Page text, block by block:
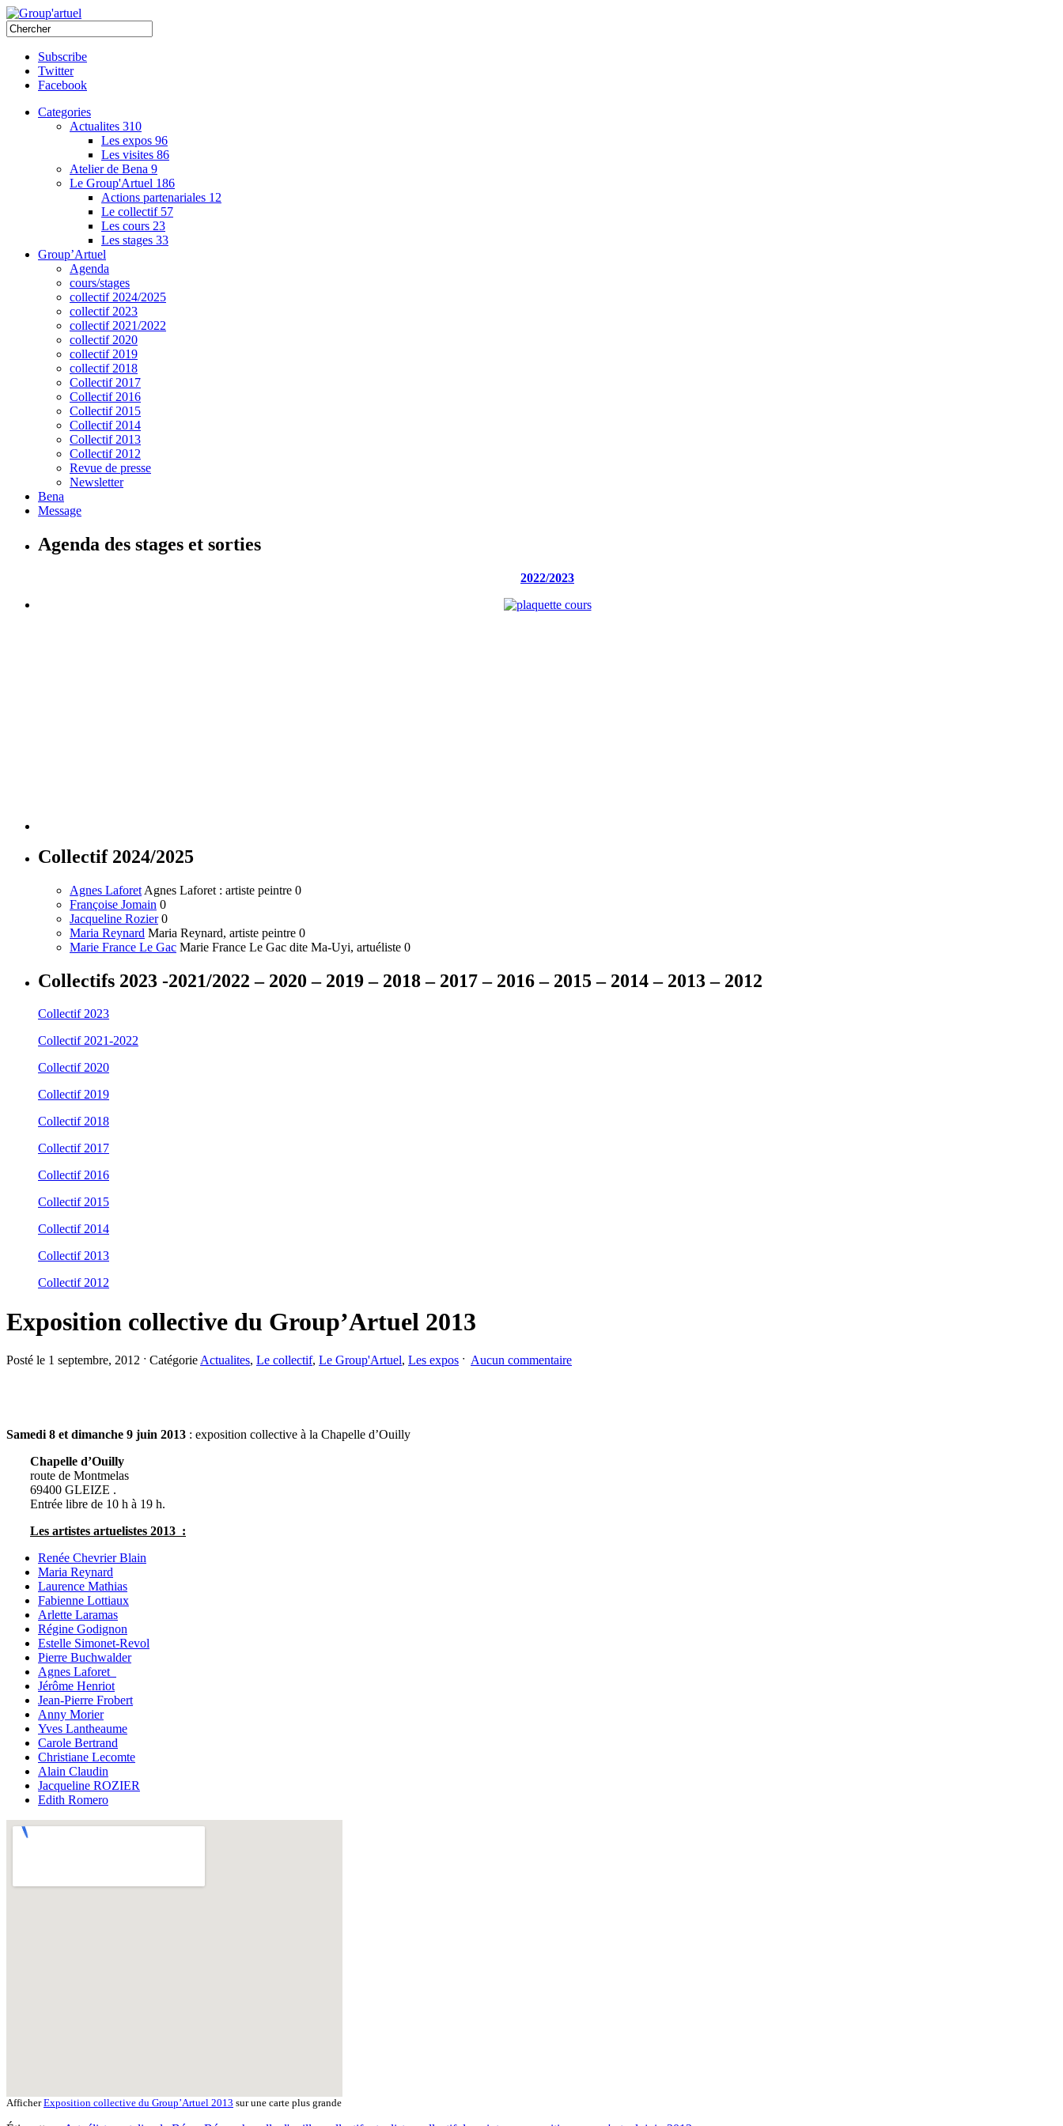
Subscribe
Twitter
Facebook
Categories
Actualites 310
Les expos 96
Les visites 86
Atelier de Bena 9
Le Group'Artuel 186
Actions partenariales 12
Le collectif 57
Les cours 23
Les stages 33
Group’Artuel
Agenda
cours/stages
collectif 2024/2025
collectif 2023
collectif 2021/2022
collectif 2020
collectif 2019
collectif 2018
Collectif 2017
Collectif 2016
Collectif 2015
Collectif 2014
Collectif 2013
Collectif 2012
Revue de presse
Newsletter
Bena
Message
Agenda des stages et sorties
2022/2023
Collectif 2024/2025
Agnes Laforet Agnes Laforet : artiste peintre 0
Françoise Jomain 0
Jacqueline Rozier0
Maria Reynard Maria Reynard, artiste peintre 0
Marie France Le Gac Marie France Le Gac dite Ma-Uyi, artuéliste 0
Collectifs 2023 -2021/2022 – 2020 – 2019 – 2018 – 2017 – 2016 – 2015 – 2014 – 2013 – 2012
Collectif 2023
Collectif 2021-2022
Collectif 2020
Collectif 2019
Collectif 2018
Collectif 2017
Collectif 2016
Collectif 2015
Collectif 2014
Collectif 2013
Collectif 2012
Exposition collective du Group’Artuel 2013
Posté le 1 septembre, 2012 ˑ Catégorie Actualites, Le collectif, Le Group'Artuel, Les expos ˑ Aucun commentaire
Samedi 8 et dimanche 9 juin 2013 : exposition collective à la Chapelle d’Ouilly
Chapelle d’Ouilly
route de Montmelas
69400 GLEIZE .
Entrée libre de 10 h à 19 h.
Les artistes artuelistes 2013 :
Renée Chevrier Blain
Maria Reynard
Laurence Mathias
Fabienne Lottiaux
Arlette Laramas
Régine Godignon
Estelle Simonet-Revol
Pierre Buchwalder
Agnes Laforet
Jérôme Henriot
Jean-Pierre Frobert
Anny Morier
Yves Lantheaume
Carole Bertrand
Christiane Lecomte
Alain Claudin
Jacqueline ROZIER
Edith Romero
AfficherExposition collective du Group’Artuel 2013 sur une carte plus grande